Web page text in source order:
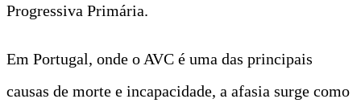
Progressiva Primária.
Em Portugal, onde o AVC é uma das principais
causas de morte e incapacidade, a afasia surge como